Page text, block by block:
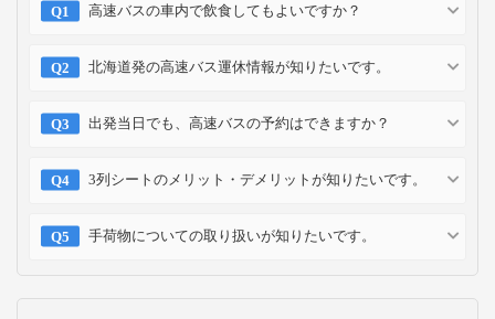
高速バスの車内で飲食してもよいですか？
北海道発の高速バス運休情報が知りたいです。
出発当日でも、高速バスの予約はできますか？
3列シートのメリット・デメリットが知りたいです。
手荷物についての取り扱いが知りたいです。